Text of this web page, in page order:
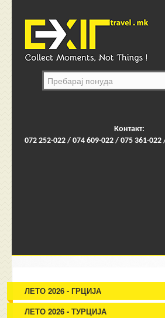
Контакт:
072 252-022 / 074 609-022 / 075 361-022
ЛЕТО 2026 - ГРЦИЈА
ЛЕТО 2026 - ТУРЦИЈА